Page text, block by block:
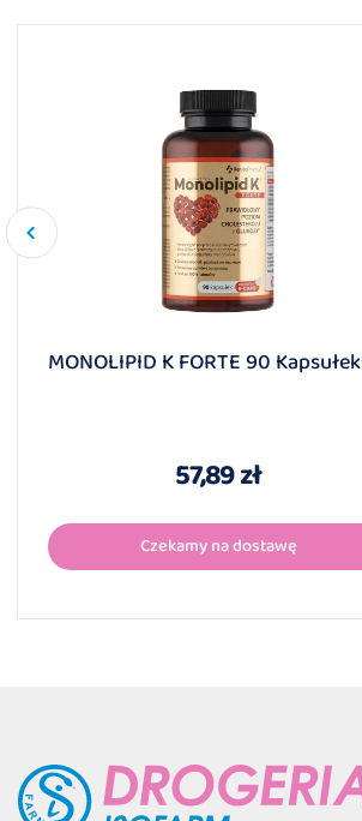
MONOLIPID K FORTE 90 Kapsułek
57,89 zł
Czekamy na dostawę